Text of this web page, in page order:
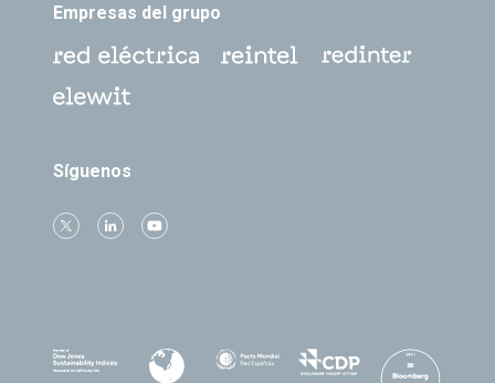
Empresas del grupo
Síguenos